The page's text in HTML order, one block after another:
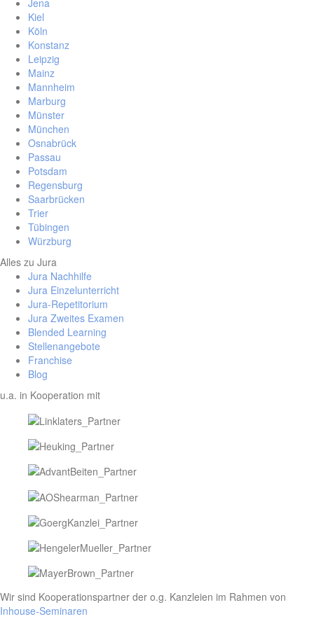
Jena
Kiel
Köln
Konstanz
Leipzig
Mainz
Mannheim
Marburg
Münster
München
Osnabrück
Passau
Potsdam
Regensburg
Saarbrücken
Trier
Tübingen
Würzburg
Alles zu Jura
Jura Nachhilfe
Jura Einzelunterricht
Jura-Repetitorium
Jura Zweites Examen
Blended Learning
Stellenangebote
Franchise
Blog
u.a. in Kooperation mit
Wir sind Kooperationspartner der o.g. Kanzleien im Rahmen von
Inhouse-Seminaren